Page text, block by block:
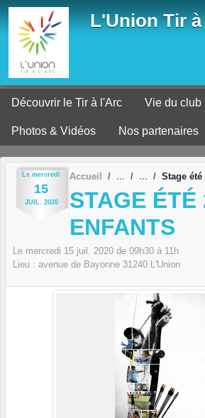
L'Union Tir
Découvrir le Tir à l'Arc Vie du club
Photos & Vidéos Nos partenaires
Le mercredi
15
JUIL. 2020
Accueil Stage été
STAGE ÉTÉ
ENFANTS
Le mercredi 15 juil. 2020 de 09h30 à 11h
Lieu : avenue de Bayonne 31240 L'Union
Panneau de gestion des cookies